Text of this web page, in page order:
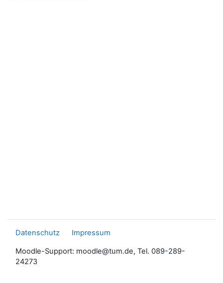
Datenschutz Impressum
Moodle-Support: moodle@tum.de, Tel. 089-289-
24273